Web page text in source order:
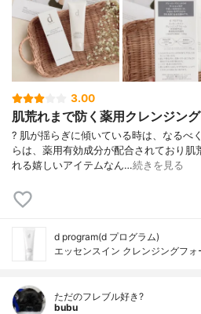
3.00
肌荒れまで防く薬用クレンジン
? 肌が揺らぎに傾いている時は、なるべ
らは、薬用有効成分が配合されており肌
れる嬉しいアイテムなん…続きを見る
d program(d プログラム)
エッセンスイン クレンジングフォ
ただのフレブル好き?
bubu